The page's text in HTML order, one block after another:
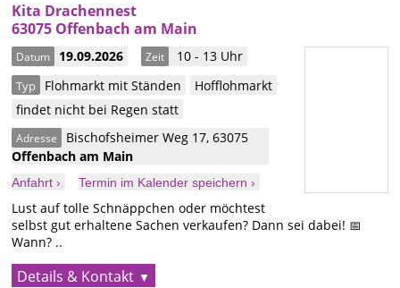
Kita Drachennest
63075 Offenbach am Main
Datum 19.09.2026 Zeit 10 - 13 Uhr
Typ Flohmarkt mit Ständen
Hofflohmarkt
findet nicht bei Regen statt
Adresse Bischofsheimer Weg 17,63075
Offenbach am Main
Anfahrt › Termin im Kalender speichern ›
Lust auf tolle Schnäppchen oder möchtest
selbst gut erhaltene Sachen verkaufen? Dann sei dabei! 📅
Wann? ..
Details & Kontakt